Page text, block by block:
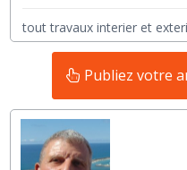
tout travaux interier et
Publiez votre